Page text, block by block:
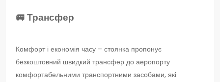
🚐 Трансфер
Комфорт і економія часу – стоянка пропонує
безкоштовний швидкий трансфер до аеропорту
комфортабельними транспортними засобами, які